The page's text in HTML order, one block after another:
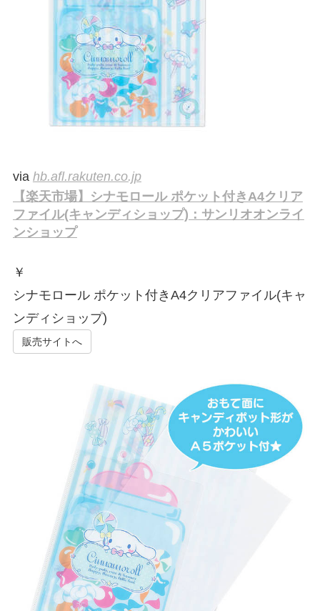
via hb.afl.rakuten.co.jp
【楽天市場】シナモロール ポケット付きA4クリア
ファイル(キャンディショップ)：サンリオオンライ
ンショップ
￥
シナモロール ポケット付きA4クリアファイル(キャ
ンディショップ)
販売サイトへ